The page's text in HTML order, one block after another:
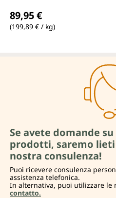
89,95 €
(199,89 € / kg)
Se avete domande
prodotti, saremo
nostra consulenza!
Puoi ricevere consulenza
assistenza telefonica.
In alternativa, puoi utilizzare le
contatto.